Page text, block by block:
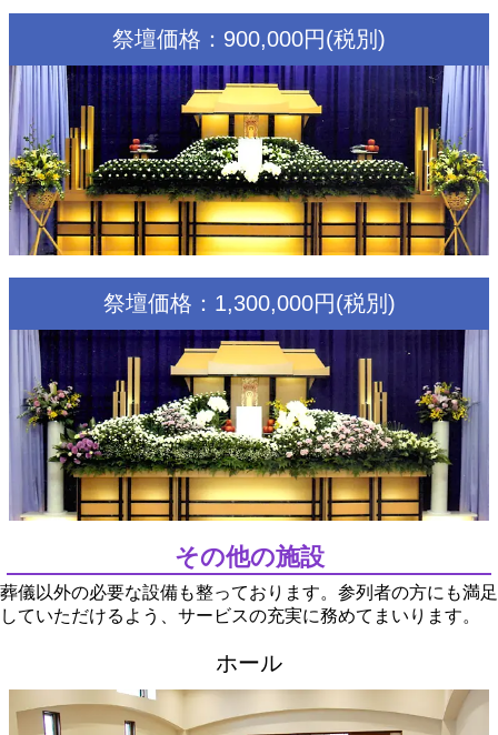
祭壇価格：900,000円(税別)
祭壇価格：1,300,000円(税別)
その他の施設
葬儀以外の必要な設備も整っております。参列者の方にも満足
していただけるよう、サービスの充実に務めてまいります。
ホール